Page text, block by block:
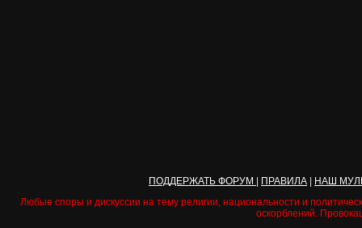
ПОДДЕРЖАТЬ ФОРУМ ПРАВИЛА
НАШ
Любые споры и дискуссии на тему религии, национальности и
оскорблений.